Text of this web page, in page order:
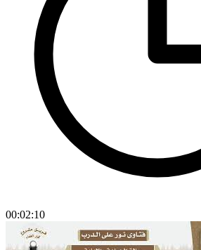
00:02:10